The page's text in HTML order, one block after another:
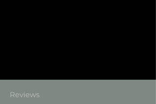
Reviews